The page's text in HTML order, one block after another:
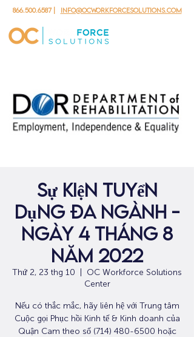
866.500.6587| info@ocworkforcesolutions.com
Sự kiện tuyển
dụng đa ngành -
ngày 4 tháng 8
năm 2022
Thứ 2, 23 thg 10
OC Workforce Solutions
Center
Nếu có thắc mắc, hãy liên hệ với Trung tâm
Cuộc gọi Phục hồi Kinh tế & Kinh doanh của
Quận Cam theo số (714) 480-6500 hoặc